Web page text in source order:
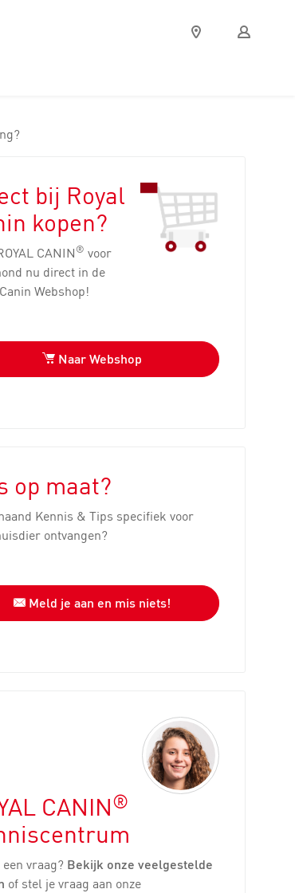
Verkooppunten
Mijn
Royal
bij Royal
kopen?
CANIN® voor
nu direct in de
Webshop!
Naar Webshop
op maat?
Kennis & Tips specifiek voor
ontvangen?
Meld je aan en mis niets!
CANIN®
vraag? Bekijk onze veelgestelde
of stel je vraag aan onze